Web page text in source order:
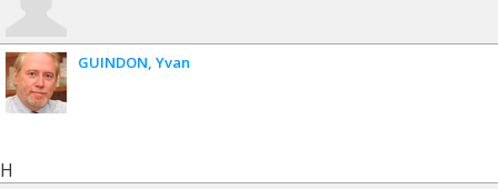
GUINDON Yvan
H